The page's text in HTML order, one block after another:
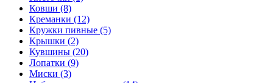
Ковши (8)
Креманки (12)
Кружки пивные (5)
Крышки (2)
Кувшины (20)
Лопатки (9)
Миски (3)